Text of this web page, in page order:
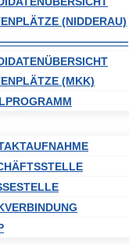
(NIDDERAU)
(MKK)